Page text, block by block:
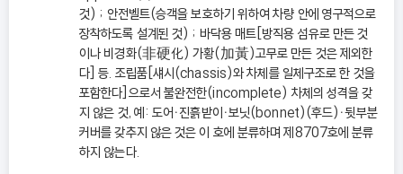
것) ; 안전벨트(승객을 보호하기 위하여 차량 안에 영구적으로
장착하도록 설계된 것) ; 바닥용 매트[방직용 섬유로 만든 것
이나 비경화(非硬化) 가황(加黃)고무로 만든 것은 제외한
다] 등. 조립품[섀시(chassis)와 차체를 일체구조로 한 것을
포함한다]으로서 불완전한(incomplete) 차체의 성격을 갖
지 않은 것, 예: 도어ㆍ진흙받이ㆍ보닛(bonnet)(후드)ㆍ뒷부분
커버를 갖추지 않은 것은 이 호에 분류하며 제8707호에 분류
하지 않는다.